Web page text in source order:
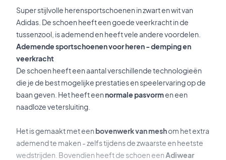
Super stijlvolle herensportschoenen in zwart en wit van
Adidas. De schoen heeft een goede veerkracht in de
tussenzool, is ademend en heeft vele andere voordelen.
Ademende sportschoenen voor heren - demping en
veerkracht
De schoen heeft een aantal verschillende technologieën
die je de best mogelijke prestaties en speelervaring op de
baan geven. Het heeft eennormale pasvormen een
naadloze vetersluiting.
Het is gemaakt met eenbovenwerk van meshom het extra
ademend te maken - zelfs tijdens de zwaarste en heetste
wedstrijden. Bovendien heeft de schoen eenAdiwear